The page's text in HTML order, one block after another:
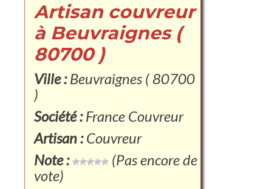
Artisan couvreur
à Beuvraignes (
80700 )
Ville :Beuvraignes ( 80700
)
Société :France Couvreur
Artisan :Couvreur
Note :
(Pas encore de
vote)